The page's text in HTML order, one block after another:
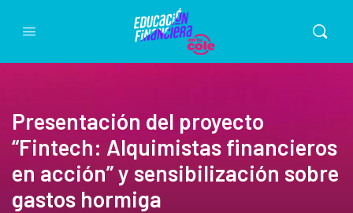
Presentación del proyecto
“Fintech: Alquimistas financieros
en acción” y sensibilización sobre
gastos hormiga